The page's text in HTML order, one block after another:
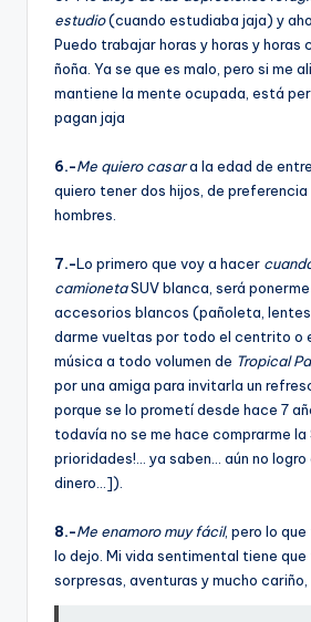
estudio(cuando estudiaba jaja) y
Puedo trabajar horas y horas y horas
ñoña. Ya se que es malo, pero si me
mantiene la mente ocupada, está
pagan jaja
6.-Me quiero casara la edad de
quiero tener dos hijos, de preferencia
hombres.
7.-Lo primero que voy a hacer
camionetaSUV blanca, será
accesorios blancos (pañoleta,
darme vueltas por todo el centrito o
música a todo volumen de Tropical
por una amiga para invitarla un
porque se lo prometí­ desde hace 7
todaví­a no se me hace comprarme la
prioridades!… ya saben… aún no logro
dinero…]).
8.-Me enamoro muy fácil, pero lo
lo dejo. Mi vida sentimental tiene que
sorpresas, aventuras y mucho cariño,